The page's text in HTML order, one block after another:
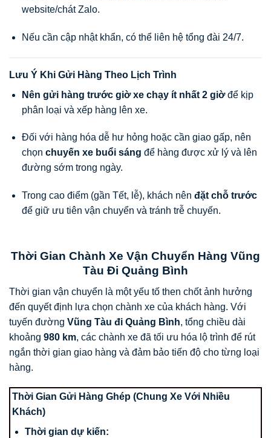
website/chát Zalo.
Nếu cần cập nhật khẩn, có thể liên hệ tổng đài 24/7.
Lưu Ý Khi Gửi Hàng Theo Lịch Trình
Nên gửi hàng trước giờ xe chạy ít nhất 2 giờđể kịp
phân loại và xếp hàng lên xe.
Đối với hàng hóa dễ hư hỏng hoặc cần giao gấp, nên
chọn chuyến xe buổi sáng để hàng được xử lý và lên
đường sớm trong ngày.
Trong cao điểm (gần Tết, lễ), khách nên đặt chỗ trước
để giữ ưu tiên vận chuyển và tránh trễ chuyến.
Thời Gian Chành Xe Vận Chuyển Hàng Vũng
Tàu Đi Quảng Bình
Thời gian vận chuyển là một yếu tố then chốt ảnh hưởng
đến quyết định lựa chọn chành xe của khách hàng. Với
tuyến đường Vũng Tàu đi Quảng Bình, tổng chiều dài
khoảng 980 km, các chành xe đã tối ưu hóa lộ trình để rút
ngắn thời gian giao hàng và đảm bảo tiến độ cho từng loại
hàng.
Thời Gian Gửi Hàng Ghép (Chung Xe Với Nhiều
Khách)
Thời gian dự kiến: